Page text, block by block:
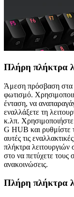
Πλήρη πλήκτρα
Άμεση πρόσβαση στα
φωτισμό.
ένταση, να
εναλλάξετε τη
κ.λπ.
G HUB και ρυθμίστε
αυτές τις
πλήκτρα λειτουργιών
στο να πετύχετε τους
ανακοινώσεις.
Πλήρη πλήκτρα